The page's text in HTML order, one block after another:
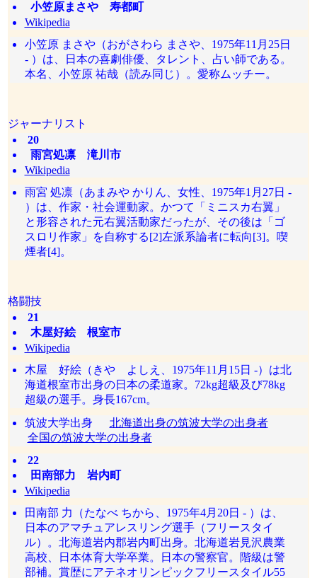
小笠原まさや 寿都町
Wikipedia
小笠原 まさや（おがさわら まさや、1975年11月25日
- ）は、日本の喜劇俳優、タレント、占い師である。
本名、小笠原 祐哉（読み同じ）。愛称ムッチー。
ジャーナリスト
20
雨宮処凛 滝川市
Wikipedia
雨宮 処凛（あまみや かりん、女性、1975年1月27日 -
）は、作家・社会運動家。かつて「ミニスカ右翼」
と形容された元右翼活動家だったが、その後は「ゴ
スロリ作家」を自称する[2]左派系論者に転向[3]。喫
煙者[4]。
格闘技
21
木屋好絵 根室市
Wikipedia
木屋 好絵（きや よしえ、1975年11月15日 -）は北
海道根室市出身の日本の柔道家。72kg超級及び78kg
超級の選手。身長167cm。
筑波大学出身 北海道出身の筑波大学の出身者
全国の筑波大学の出身者
22
田南部力 岩内町
Wikipedia
田南部 力（たなべ ちから、1975年4月20日 - ）は、
日本のアマチュアレスリング選手（フリースタイ
ル）。北海道岩内郡岩内町出身。北海道岩見沢農業
高校、日本体育大学卒業。日本の警察官。階級は警
部補。賞歴にアテネオリンピックフリースタイル55